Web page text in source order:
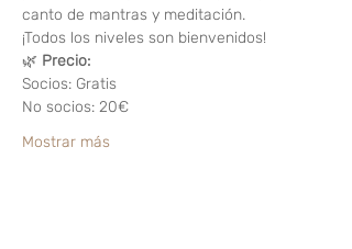
canto de mantras y meditación.
¡Todos los niveles son bienvenidos!
🌿 Precio:
Socios: Gratis
No socios: 20€
Mostrar más